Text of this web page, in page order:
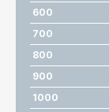
600
700
800
900
1000